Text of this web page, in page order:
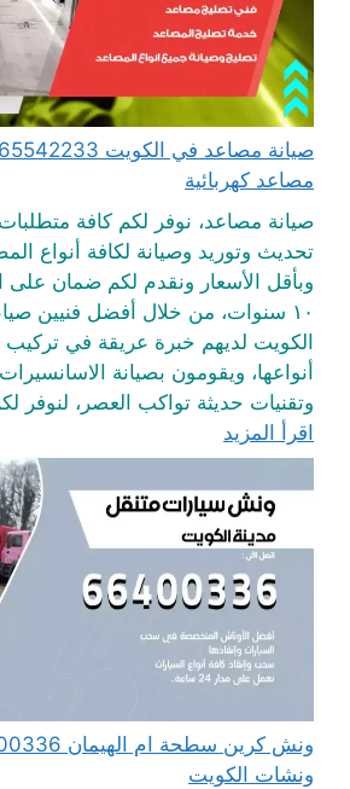
مصاعد كهربائية
صيانة مصاعد، نوفر لكم كافة
تحديث وتوريد وصيانة لكافة أنواع
وبأقل الأسعار ونقدم لكم ضمان على
١٠ سنوات، من خلال أفضل فنيين
الكويت لديهم خبرة عريقة في تركيب
أنواعها، ويقومون بصيانة
وتقنيات حديثة تواكب العصر، لنوفر
اقرأ المزيد
ونشات الكويت